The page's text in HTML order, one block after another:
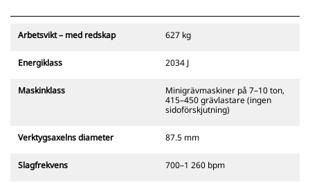
Arbetsvikt – med redskap 627 kg
Energiklass 2034 J
Maskinklass
Minigrävmaskiner på 7–10 ton,
415–450 grävlastare (ingen
sidoförskjutning)
Verktygsaxelns diameter 87.5 mm
Slagfrekvens 700–1 260 bpm